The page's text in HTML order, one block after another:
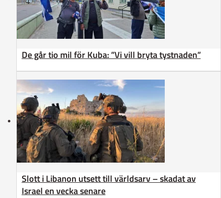
De går tio mil för Kuba: ”Vi vill bryta tystnaden”
Slott i Libanon utsett till världsarv – skadat av
Israel en vecka senare